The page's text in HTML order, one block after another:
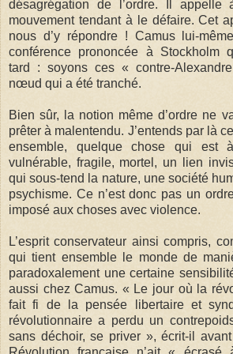
désagrégation de l’ordre. Il
mouvement tendant à le défaire. Cet
nous d’y répondre ! Camus lui-
conférence prononcée à Stockholm
tard : soyons ces « contre-
nœud qui a été tranché.
Bien sûr, la notion même d’ordre ne
prêter à malentendu. J’entends par là
ensemble, quelque chose qui
vulnérable, fragile, mortel, un lien
qui sous-tend la nature, une société
psychisme. Ce n’est donc pas un
imposé aux choses avec violence.
L’esprit conservateur ainsi compris,
qui tient ensemble le monde de
paradoxalement une certaine
aussi chez Camus. « Le jour où la
fait fi de la pensée libertaire et
révolutionnaire a perdu un
sans déchoir, se priver », écrit-il